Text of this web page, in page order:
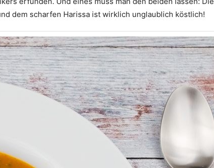
dem scharfen Harissa ist wirklich unglaublich köstlich!